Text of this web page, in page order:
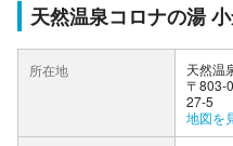
天然温泉コロナの湯
所在地
天然温
〒803-
27-5
地図を